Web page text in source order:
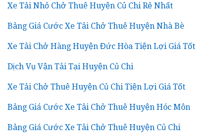
Xe Tải Nhỏ Chở Thuê Huyện Củ Chi Rẻ Nhất
Bảng Giá Cước Xe Tải Chở Thuê Huyện Nhà Bè
Xe Tải Chở Hàng Huyện Đức Hòa Tiện Lợi Giá Tốt
Dịch Vụ Vận Tải Tại Huyện Củ Chi
Xe Tải Chở Thuê Huyện Củ Chi Tiện Lợi Giá Tốt
Bảng Giá Cước Xe Tải Chở Thuê Huyện Hóc Môn
Bảng Giá Cước Xe Tải Chở Thuê Huyện Củ Chi